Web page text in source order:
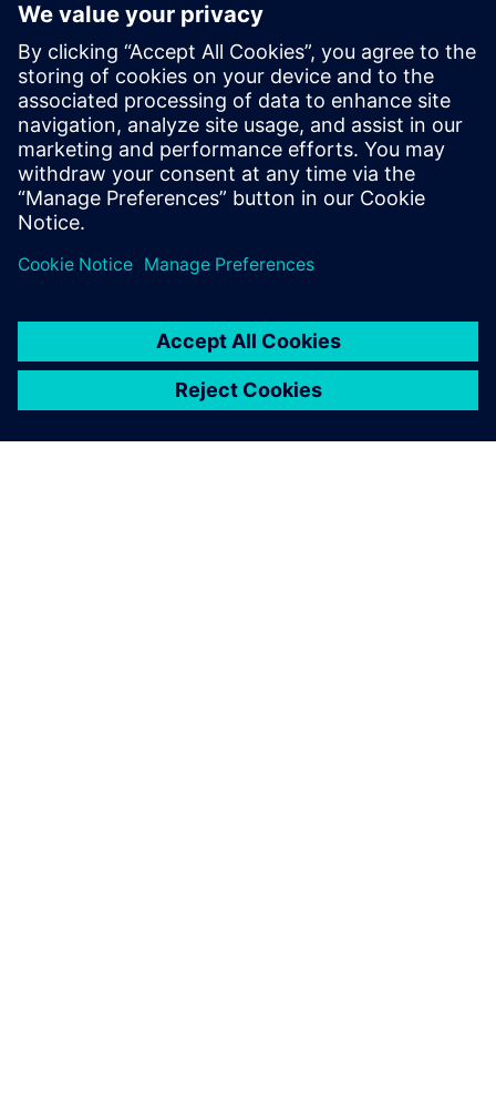
Lebenszyklusmanagement
Erfahren Sie, wie Engineering- und Planungsteams in
der Konsumgüterbranche digitale Tools nutzen, um
die Produktentwicklung zu beschleunigen, die
Zusammenarbeit zu verbessern und nachhaltigere
Produkte zu liefern.